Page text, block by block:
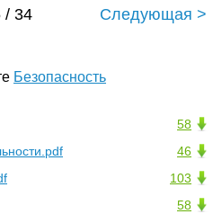
/ 34 Следующая >
Безопасность
58
46
103
58